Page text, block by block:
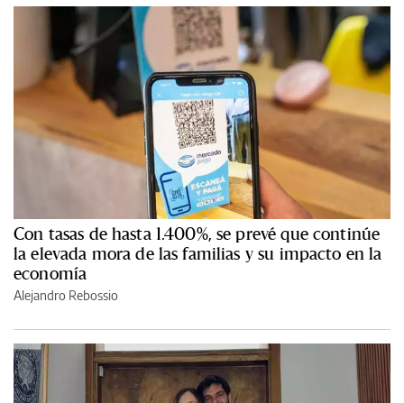
Con tasas de hasta 1.400%, se prevé que continúe
la elevada mora de las familias y su impacto en la
economía
Alejandro Rebossio